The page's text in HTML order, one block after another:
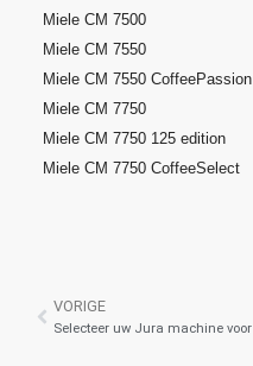
Miele CM 7500
Miele CM 7550
Miele CM 7550 CoffeePassion
Miele CM 7750
Miele CM 7750 125 edition
Miele CM 7750 CoffeeSelect
VORIGE